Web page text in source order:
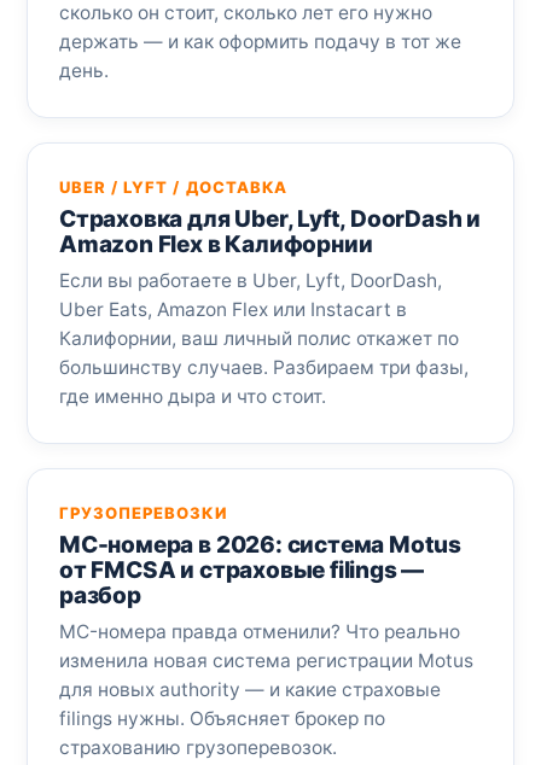
сколько он стоит, сколько лет его нужно
держать — и как оформить подачу в тот же
день.
UBER / LYFT / ДОСТАВКА
Страховка для Uber, Lyft, DoorDash и
Amazon Flex в Калифорнии
Если вы работаете в Uber, Lyft, DoorDash,
Uber Eats, Amazon Flex или Instacart в
Калифорнии, ваш личный полис откажет по
большинству случаев. Разбираем три фазы,
где именно дыра и что стоит.
ГРУЗОПЕРЕВОЗКИ
MC-номера в 2026: система Motus
от FMCSA и страховые filings —
разбор
MC-номера правда отменили? Что реально
изменила новая система регистрации Motus
для новых authority — и какие страховые
filings нужны. Объясняет брокер по
страхованию грузоперевозок.